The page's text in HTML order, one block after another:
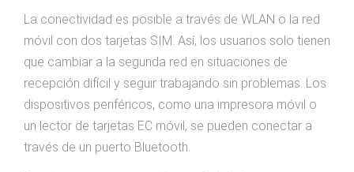
La conectividad es posible a través de WLAN o la red
móvil con dos tarjetas SIM. Así, los usuarios solo tienen
que cambiar a la segunda red en situaciones de
recepción difícil y seguir trabajando sin problemas. Los
dispositivos periféricos, como una impresora móvil o
un lector de tarjetas EC móvil, se pueden conectar a
través de un puerto Bluetooth.